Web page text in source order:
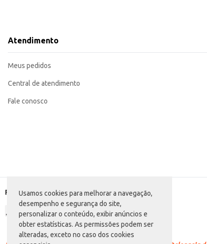
Usamos cookies para melhorar a navegação,
desempenho e segurança do site,
personalizar o conteúdo, exibir anúncios e
obter estatísticas. As permissões podem ser
alteradas, exceto no caso dos cookies
A intensidade da fragrância pode variar de acordo com a temperatura
O Odorizante em Gel Proauto Morango oferece praticidade e uma
Atendimento
Meus pedidos
Central de atendimento
Fale conosco
Formas de pagamento